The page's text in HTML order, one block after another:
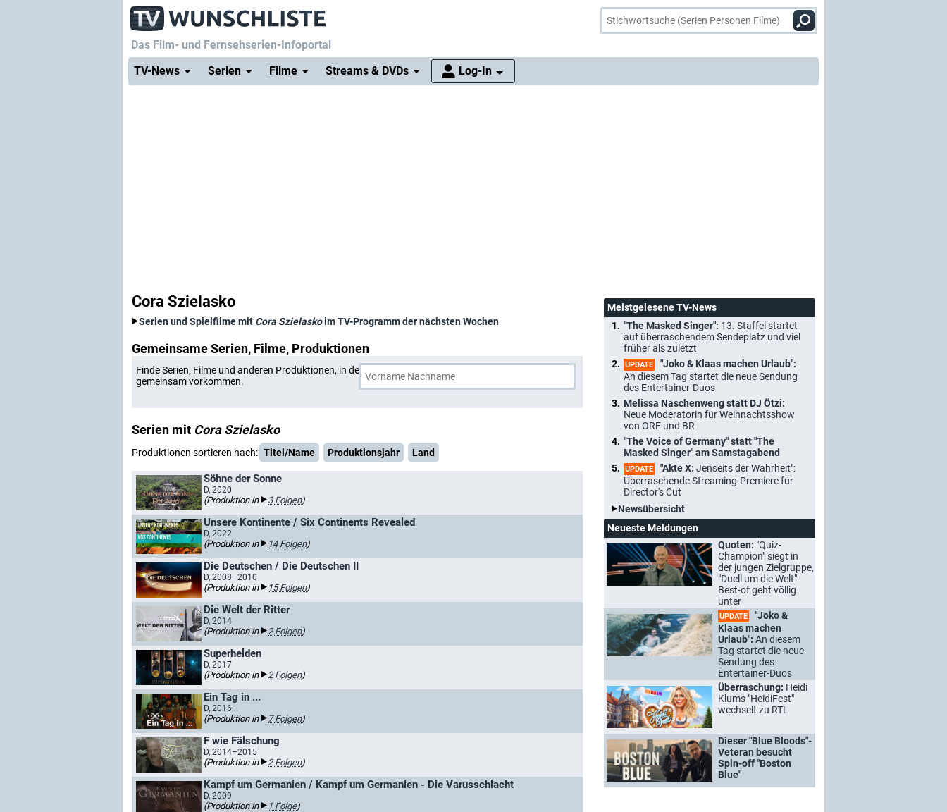
Das Film- und Fernsehserien-Infoportal
TV-News
Serien Filme Streams & DVDs Log-In
Cora Szielasko
Serien und Spielfilme mit Cora Szielaskoim TV-Programm der nächsten Wochen
Gemeinsame Serien, Filme, Produktionen
Finde Serien, Filme und anderen Produktionen, in denen Cora Szielasko
gemeinsam vorkommen.
Serien mit Cora Szielasko
Produktionen sortieren nach: Titel/Name Produktionsjahr Land
Söhne der Sonne
D, 2020
(Produktion in 3 Folgen)
Unsere Kontinente / Six Continents Revealed
D, 2022
(Produktion in 14 Folgen)
Die Deutschen / Die Deutschen II
D, 2008–2010
(Produktion in 15 Folgen)
Die Welt der Ritter
D, 2014
(Produktion in 2 Folgen)
Superhelden
D, 2017
(Produktion in 2 Folgen)
Ein Tag in ...
D, 2016–
(Produktion in 7 Folgen)
F wie Fälschung
D, 2014–2015
(Produktion in 2 Folgen)
Kampf um Germanien / Kampf um Germanien - Die Varusschlacht
D, 2009
(Produktion in 1 Folge)
Meistgelesene TV-News
"The Masked Singer": 13. Staffel startet
auf überraschendem Sendeplatz und viel
früher als zuletzt
UPDATE
"Joko & Klaas machen Urlaub":
An diesem Tag startet die neue Sendung
des Entertainer-Duos
Melissa Naschenweng statt DJ Ötzi:
Neue Moderatorin für Weihnachtsshow
von ORF und BR
"The Voice of Germany" statt "The
Masked Singer" am Samstagabend
UPDATE "Akte X: Jenseits der Wahrheit":
Überraschende Streaming-Premiere für
Director's Cut
Newsübersicht
Neueste Meldungen
Quoten: "Quiz-
Champion" siegt in
der jungen Zielgruppe,
"Duell um die Welt"-
Best-of geht völlig
unter
UPDATE
"Joko &
Klaas machen
Urlaub": An diesem
Tag startet die neue
Sendung des
Entertainer-Duos
Überraschung: Heidi
Klums "HeidiFest"
wechselt zu RTL
Dieser "Blue Bloods"-
Veteran besucht
Spin-off "Boston
Blue"